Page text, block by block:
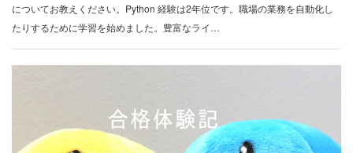
についてお教えください。Python 経験は2年位です。職場の業務を自動化し
たりするために学習を始めました。豊富なライ…